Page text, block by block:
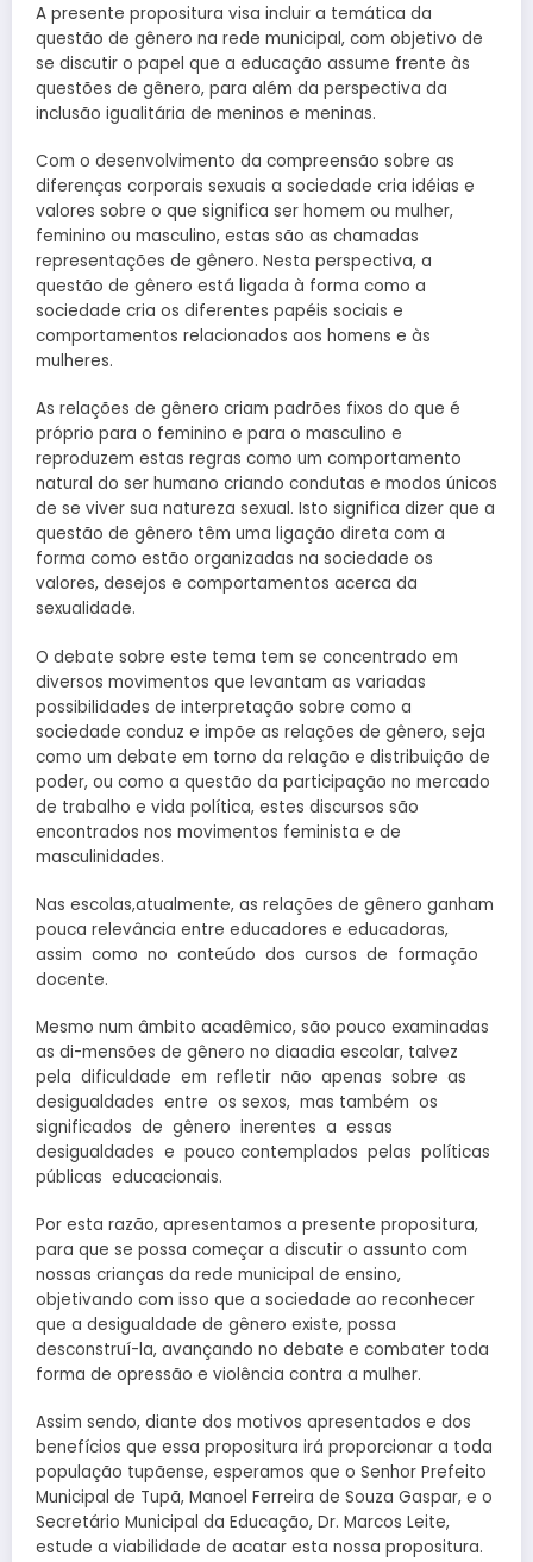
A presente propositura visa incluir a temática da
questão de gênero na rede municipal, com objetivo de
se discutir o papel que a educação assume frente às
questões de gênero, para além da perspectiva da
inclusão igualitária de meninos e meninas.
Com o desenvolvimento da compreensão sobre as
diferenças corporais sexuais a sociedade cria idéias e
valores sobre o que significa ser homem ou mulher,
feminino ou masculino, estas são as chamadas
representações de gênero. Nesta perspectiva, a
questão de gênero está ligada à forma como a
sociedade cria os diferentes papéis sociais e
comportamentos relacionados aos homens e às
mulheres.
As relações de gênero criam padrões fixos do que é
próprio para o feminino e para o masculino e
reproduzem estas regras como um comportamento
natural do ser humano criando condutas e modos únicos
de se viver sua natureza sexual. Isto significa dizer que a
questão de gênero têm uma ligação direta com a
forma como estão organizadas na sociedade os
valores, desejos e comportamentos acerca da
sexualidade.
O debate sobre este tema tem se concentrado em
diversos movimentos que levantam as variadas
possibilidades de interpretação sobre como a
sociedade conduz e impõe as relações de gênero, seja
como um debate em torno da relação e distribuição de
poder, ou como a questão da participação no mercado
de trabalho e vida política, estes discursos são
encontrados nos movimentos feminista e de
masculinidades.
Nas escolas,atualmente, as relações de gênero ganham
pouca relevância entre educadores e educadoras,
assim como no conteúdo dos cursos de formação
docente.
Mesmo num âmbito acadêmico, são pouco examinadas
as di-mensões de gênero no dia­a­dia escolar, talvez
pela dificuldade em refletir não apenas sobre as
desigualdades entre os sexos, mas também os
significados de gênero inerentes a essas
desigualdades e pouco contemplados pelas políticas
públicas educacionais.
Por esta razão, apresentamos a presente propositura,
para que se possa começar a discutir o assunto com
nossas crianças da rede municipal de ensino,
objetivando com isso que a sociedade ao reconhecer
que a desigualdade de gênero existe, possa
desconstruí-la, avançando no debate e combater toda
forma de opressão e violência contra a mulher.
Assim sendo, diante dos motivos apresentados e dos
benefícios que essa propositura irá proporcionar a toda
população tupãense, esperamos que o Senhor Prefeito
Municipal de Tupã, Manoel Ferreira de Souza Gaspar, e o
Secretário Municipal da Educação, Dr. Marcos Leite,
estude a viabilidade de acatar esta nossa propositura.